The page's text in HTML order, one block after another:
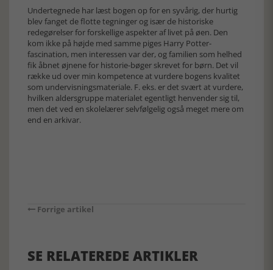
Undertegnede har læst bogen op for en syvårig, der hurtig
blev fanget de flotte tegninger og især de historiske
redegørelser for forskellige aspekter af livet på øen. Den
kom ikke på højde med samme piges Harry Potter-
fascination, men interessen var der, og familien som helhed
fik åbnet øjnene for historie-bøger skrevet for børn. Det vil
række ud over min kompetence at vurdere bogens kvalitet
som undervisningsmateriale. F. eks. er det svært at vurdere,
hvilken aldersgruppe materialet egentligt henvender sig til,
men det ved en skolelærer selvfølgelig også meget mere om
end en arkivar.
Forrige artikel
SE RELATEREDE ARTIKLER